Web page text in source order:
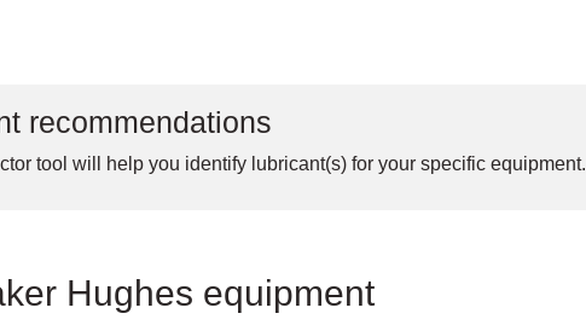
recommendations
tool will help you identify lubricant(s) for your specific equipment.
Hughes equipment